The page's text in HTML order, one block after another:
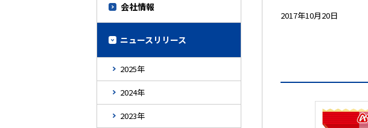
会社情報
ニュースリリース
2025年
2024年
2023年
2017年10月20日